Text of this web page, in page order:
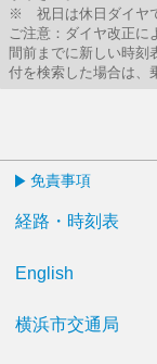
※ 祝日は休日ダイヤ
ご注意：ダイヤ改正に
間前までに新しい時刻
付を検索した場合は、
免責事項
経路・時刻表
English
横浜市交通局